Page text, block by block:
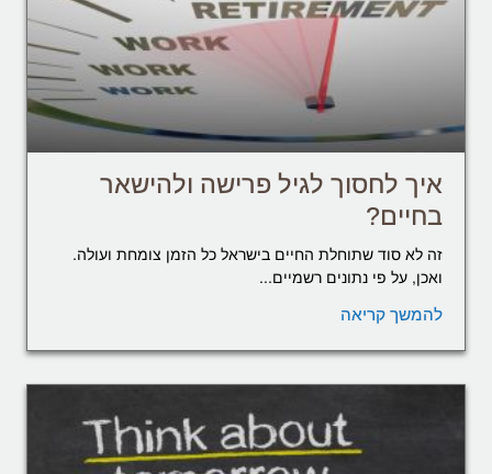
איך לחסוך לגיל פרישה ולהישאר
בחיים?
זה לא סוד שתוחלת החיים בישראל כל הזמן צומחת ועולה.
ואכן, על פי נתונים רשמיים...
להמשך קריאה